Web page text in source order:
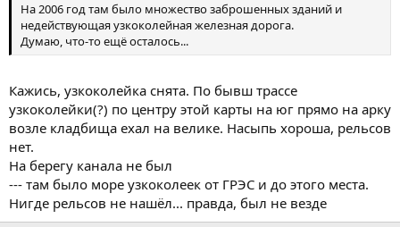
На 2006 год там было множество заброшенных зданий и
недействующая узкоколейная железная дорога.
Думаю, что-то ещё осталось...
Кажись, узкоколейка снята. По бывш трассе
узкоколейки(?) по центру этой карты на юг прямо на арку
возле кладбища ехал на велике. Насыпь хороша, рельсов
нет.
На берегу канала не был
--- там было море узкоколеек от ГРЭС и до этого места.
Нигде рельсов не нашёл... правда, был не везде